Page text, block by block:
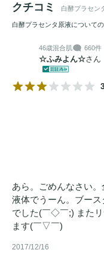
クチコミ 白酵プラセン
白酵プラセンタ原液について
46歳混合肌 660件
☆ふみよん☆さん
あら。ごめんなさい
液体でうーん。ブー
でした(￣◇￣;) また
ます(￣▽￣)
2017/12/16